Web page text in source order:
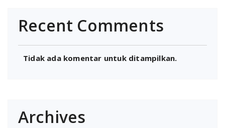
Recent Comments
Tidak ada komentar untuk ditampilkan.
Archives